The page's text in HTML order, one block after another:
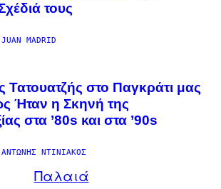
τους
JUAN MADRID
Τατουατζής στο Παγκράτι μας
Ήταν η Σκηνή της
στα ’80s και στα ’90s
ΑΝΤΏΝΗΣ ΝΤΙΝΙΑΚΌΣ
Παλαιά